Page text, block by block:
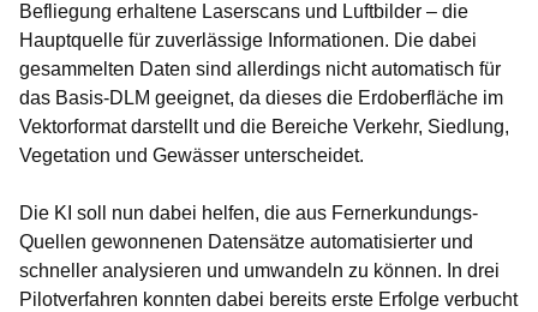
Befliegung erhaltene Laserscans und Luftbilder – die
Hauptquelle für zuverlässige Informationen. Die dabei
gesammelten Daten sind allerdings nicht automatisch für
das Basis-DLM geeignet, da dieses die Erdoberfläche im
Vektorformat darstellt und die Bereiche Verkehr, Siedlung,
Vegetation und Gewässer unterscheidet.
Die KI soll nun dabei helfen, die aus Fernerkundungs-
Quellen gewonnenen Datensätze automatisierter und
schneller analysieren und umwandeln zu können. In drei
Pilotverfahren konnten dabei bereits erste Erfolge verbucht